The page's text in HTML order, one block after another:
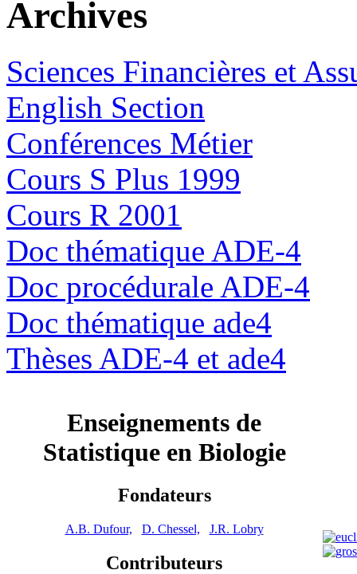
Archives
Sciences Financières et
English Section
Conférences Métier
Cours S Plus 1999
Cours R 2001
Doc thématique ADE-4
Doc procédurale ADE-4
Doc thématique ade4
Thèses ADE-4 et ade4
Enseignements de
Statistique en Biologie
Fondateurs
A.B. Dufour, D. Chessel, J.R. Lobry
Contributeurs